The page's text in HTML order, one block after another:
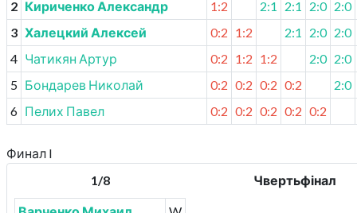
2 Кириченко Александр 1:2 2:1 2:1 2:0 2:0
3 Халецкий Алексей 0:2 1:2 2:1 2:0 2:0
4 Чатикян Артур 0:2 1:2 1:2 2:0 2:0
5 Бондарев Николай 0:2 0:2 0:2 0:2
2:0
6 Пелих Павел 0:2 0:2 0:2 0:2 0:2
Финал I
1/8
Чвертьфінал